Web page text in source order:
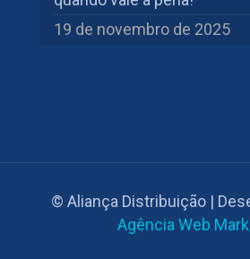
19 de novembro de 2025
© Aliança Distribuição |
Agência Web